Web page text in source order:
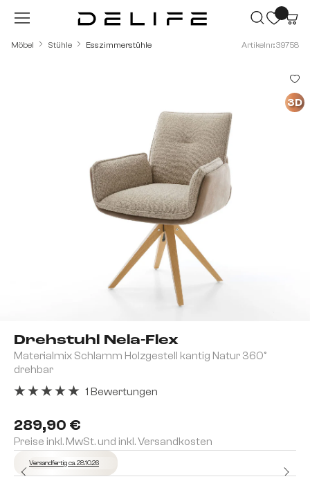
Zum Hauptinhalt springen
Möbel Stühle Esszimmerstühle Artikelnr.: 39758
Drehstuhl Nela-Flex
Materialmix Schlamm Holzgestell kantig Natur 360°
drehbar
289,90 €
Preise inkl. MwSt. und inkl. Versandkosten
1 Bewertungen
Versandfertig ca. 28.10.26
3D